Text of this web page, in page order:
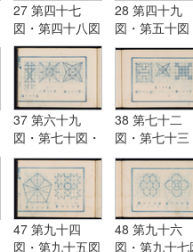
27 第四十七
図・第四十八図
28 第四十九
図・第五十図
37 第六十九
図・第七十図・
第七十一図
38 第七十二
図・第七十三
図・第七十四
47 第九十四
図・第九十五図
48 第九十六
図・第九十七